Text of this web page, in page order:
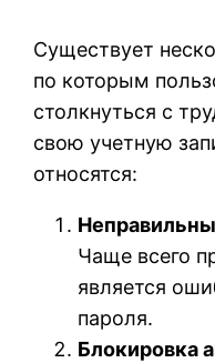
Существует
по которым
столкнуться с
свою учетную
относятся:
Чаще всего
является
пароля.
Блокировка